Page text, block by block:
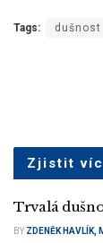
Tags: dušnost
Zjistit
Trvalá
BY ZDENĚK HAVLÍK,